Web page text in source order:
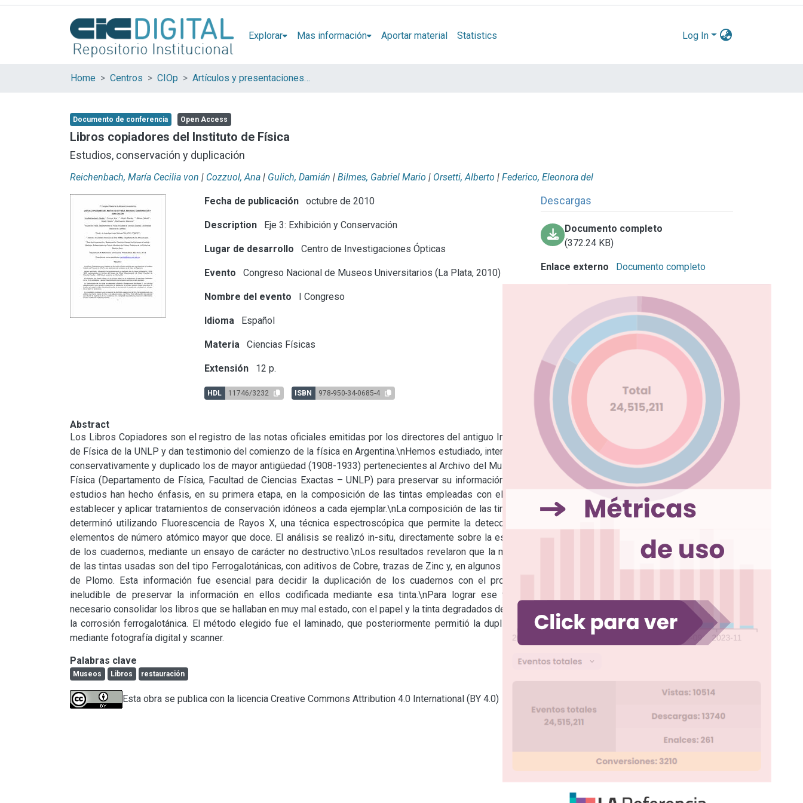
Explorar Mas información Aportar material Statistics Log In
Home Centros CIOp Artículos y presentaciones en Congresos
Documento de conferencia Open Access
Libros copiadores del Instituto de Física
Estudios, conservación y duplicación
Reichenbach, María Cecilia von | Cozzuol, Ana | Gulich, Damián | Bilmes, Gabriel Mario | Orsetti, Alberto | Federico, Eleonora del
Fecha de publicación octubre de 2010
Description Eje 3: Exhibición y Conservación
Lugar de desarrollo Centro de Investigaciones Ópticas
Evento Congreso Nacional de Museos Universitarios (La Plata, 2010)
Nombre del evento I Congreso
Idioma Español
Materia Ciencias Físicas
Extensión 12 p.
HDL 11746/3232 ISBN 978-950-34-0685-4
Descargas
Documento completo
(372.24 KB)
Enlace externo Documento completo
Abstract
Los Libros Copiadores son el registro de las notas oficiales emitidas por los directores del antiguo Instituto
de Física de la UNLP y dan testimonio del comienzo de la física en Argentina.\nHemos estudiado, intervenido
conservativamente y duplicado los de mayor antigüedad (1908-1933) pertenecientes al Archivo del Museo de
Física (Departamento de Física, Facultad de Ciencias Exactas – UNLP) para preservar su información.\nLos
estudios han hecho énfasis, en su primera etapa, en la composición de las tintas empleadas con el fin de
establecer y aplicar tratamientos de conservación idóneos a cada ejemplar.\nLa composición de las tintas se
determinó utilizando Fluorescencia de Rayos X, una técnica espectroscópica que permite la detección de
elementos de número atómico mayor que doce. El análisis se realizó in-situ, directamente sobre la escritura
de los cuadernos, mediante un ensayo de carácter no destructivo.\nLos resultados revelaron que la mayoría
de las tintas usadas son del tipo Ferrogalotánicas, con aditivos de Cobre, trazas de Zinc y, en algunos casos,
de Plomo. Esta información fue esencial para decidir la duplicación de los cuadernos con el propósito
ineludible de preservar la información en ellos codificada mediante esa tinta.\nPara lograr ese fin fue
necesario consolidar los libros que se hallaban en muy mal estado, con el papel y la tinta degradados debido a
la corrosión ferrogalotánica. El método elegido fue el laminado, que posteriormente permitió la duplicación
mediante fotografía digital y scanner.
Palabras clave
Museos Libros restauración
Esta obra se publica con la licencia Creative Commons Attribution 4.0 International (BY 4.0)